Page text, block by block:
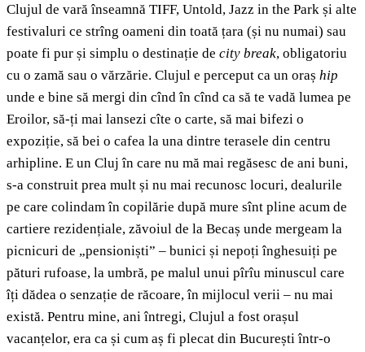
Clujul de vară înseamnă TIFF, Untold, Jazz in the Park și alte
festivaluri ce strîng oameni din toată țara (și nu numai) sau
poate fi pur și simplu o destinație de city break, obligatoriu
cu o zamă sau o vărzărie. Clujul e perceput ca un oraș hip
unde e bine să mergi din cînd în cînd ca să te vadă lumea pe
Eroilor, să-ți mai lansezi cîte o carte, să mai bifezi o
expoziție, să bei o cafea la una dintre terasele din centru
arhipline. E un Cluj în care nu mă mai regăsesc de ani buni,
s-a construit prea mult și nu mai recunosc locuri, dealurile
pe care colindam în copilărie după mure sînt pline acum de
cartiere rezidențiale, zăvoiul de la Becaș unde mergeam la
picnicuri de „pensioniști” – bunici și nepoți înghesuiți pe
pături rufoase, la umbră, pe malul unui pîrîu minuscul care
îți dădea o senzație de răcoare, în mijlocul verii – nu mai
există. Pentru mine, ani întregi, Clujul a fost orașul
vacanțelor, era ca și cum aș fi plecat din București într-o